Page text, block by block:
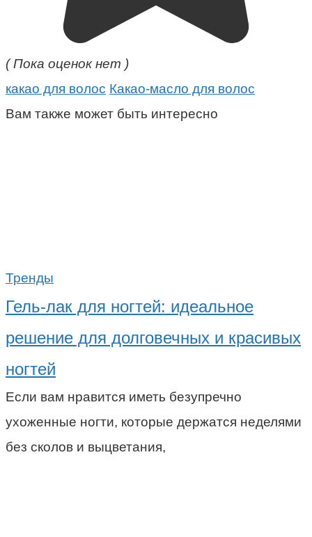
( Пока оценок нет )
какао для волос Какао-масло для волос
Вам также может быть интересно
Тренды
Гель-лак для ногтей: идеальное
решение для долговечных и красивых
ногтей
Если вам нравится иметь безупречно
ухоженные ногти, которые держатся неделями
без сколов и выцветания,